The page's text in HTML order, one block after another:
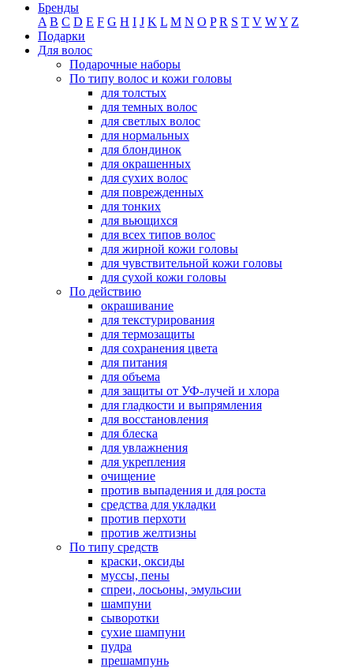
Бренды
A B C D E F G H I J K L M N O P R S T V WY Z
Подарки
Для волос
Подарочные наборы
По типу волос и кожи головы
для толстых
для темных волос
для светлых волос
для нормальных
для блондинок
для окрашенных
для сухих волос
для поврежденных
для тонких
для вьющихся
для всех типов волос
для жирной кожи головы
для чувствительной кожи головы
для сухой кожи головы
По действию
окрашивание
для текстурирования
для термозащиты
для сохранения цвета
для питания
для объема
для защиты от УФ-лучей и хлора
для гладкости и выпрямления
для восстановления
для блеска
для увлажнения
для укрепления
очищение
против выпадения и для роста
средства для укладки
против перхоти
против желтизны
По типу средств
краски, оксиды
муссы, пены
спреи, лосьоны, эмульсии
шампуни
сыворотки
сухие шампуни
пудра
прешампунь